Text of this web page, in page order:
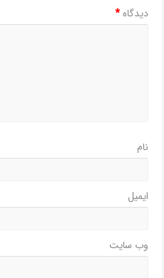
دیدگاه*
نام
ایمیل
وب‌ سایت